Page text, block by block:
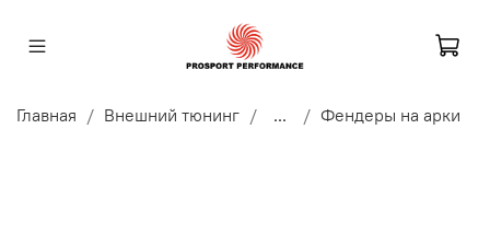
Главная Внешний тюнинг ... Фендеры на арки